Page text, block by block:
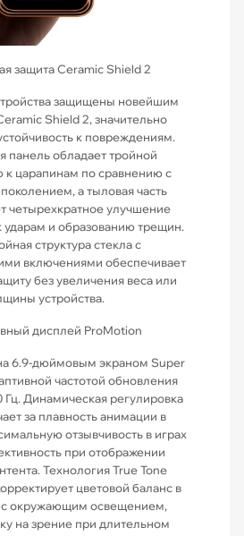
защита Ceramic Shield 2
защищены новейшим
Shield 2, значительно
к повреждениям.
панель обладает тройной
к царапинам по сравнению с
а тыловая часть
четырехкратное улучшение
ударам и образованию трещин.
структура стекла с
включениями обеспечивает
без увеличения веса или
устройства.
дисплей ProMotion
6.9-дюймовым экраном Super
частотой обновления
Гц. Динамическая регулировка
за плавность анимации в
отзывчивость в играх
при отображении
Технология True Tone
цветовой баланс в
с окружающим освещением,
на зрение при длительном